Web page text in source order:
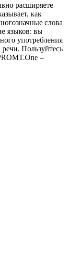
расширяете
как
слова
языков: вы
употребления
Пользуйтесь
–